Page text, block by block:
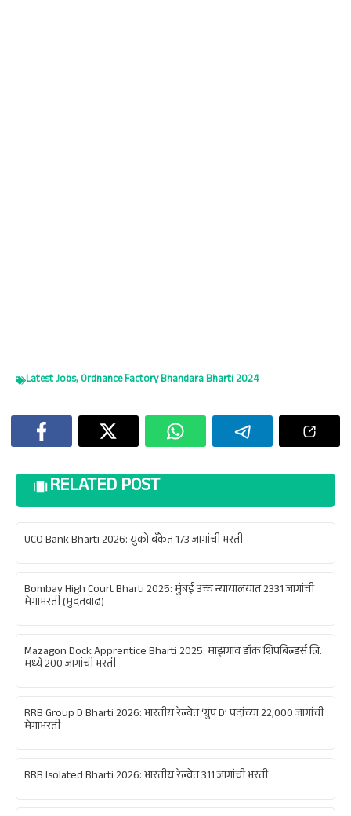
Latest Jobs,Ordnance Factory Bhandara Bharti 2024
RELATED POST
UCO Bank Bharti 2026: युको बँकेत 173 जागांची भरती
Bombay High Court Bharti 2025: मुंबई उच्च न्यायालयात 2331 जागांची
मेगाभरती (मुदतवाढ)
Mazagon Dock Apprentice Bharti 2025: माझगाव डॉक शिपबिल्डर्स लि.
मध्ये 200 जागांची भरती
RRB Group D Bharti 2026: भारतीय रेल्वेत ‘ग्रुप D’ पदांच्या 22,000 जागांची
मेगाभरती
RRB Isolated Bharti 2026: भारतीय रेल्वेत 311 जागांची भरती